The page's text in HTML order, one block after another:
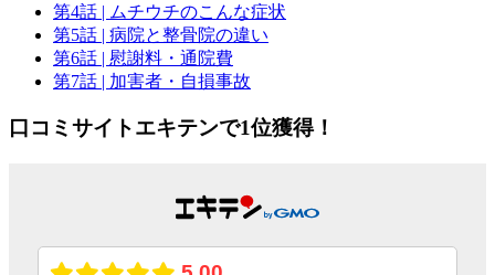
第4話 | ムチウチのこんな症状
第5話 | 病院と整骨院の違い
第6話 | 慰謝料・通院費
第7話 | 加害者・自損事故
口コミサイトエキテンで1位獲得！